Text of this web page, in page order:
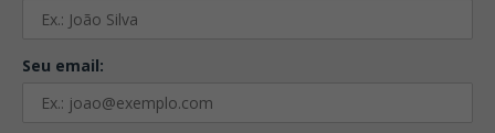
Seu email: